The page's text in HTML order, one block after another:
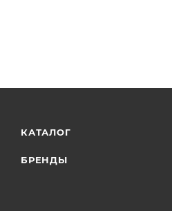
КАТАЛОГ
БРЕНДЫ